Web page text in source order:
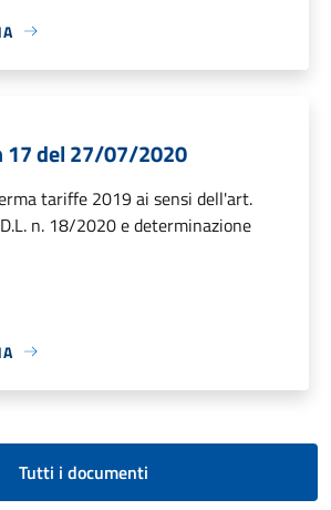
17 del 27/07/2020
tariffe 2019 ai sensi dell'art.
n. 18/2020 e determinazione
Tutti i documenti